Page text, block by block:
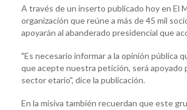
A través de un inserto publicado hoy en El
organización que reúne a más de 45 mil
apoyarán al abanderado presidencial que
"Es necesario informar a la opinión pública
que acepte nuestra petición, será apoyado
sector etario", dice la publicación.
En la misiva también recuerdan que este